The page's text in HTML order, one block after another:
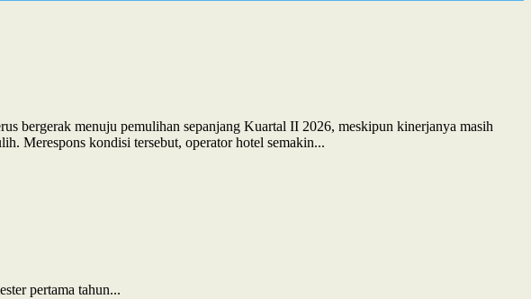
bergerak menuju pemulihan sepanjang Kuartal II 2026, meskipun kinerjanya masih
Merespons kondisi tersebut, operator hotel semakin...
pertama tahun...